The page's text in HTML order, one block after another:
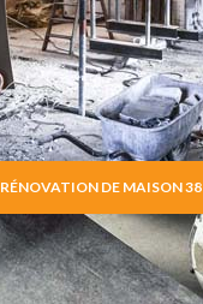
RÉNOVATION DE MAISON 38